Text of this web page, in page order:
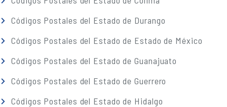
Códigos Postales del Estado de Durango
Códigos Postales del Estado de Estado de México
Códigos Postales del Estado de Guanajuato
Códigos Postales del Estado de Guerrero
Códigos Postales del Estado de Hidalgo